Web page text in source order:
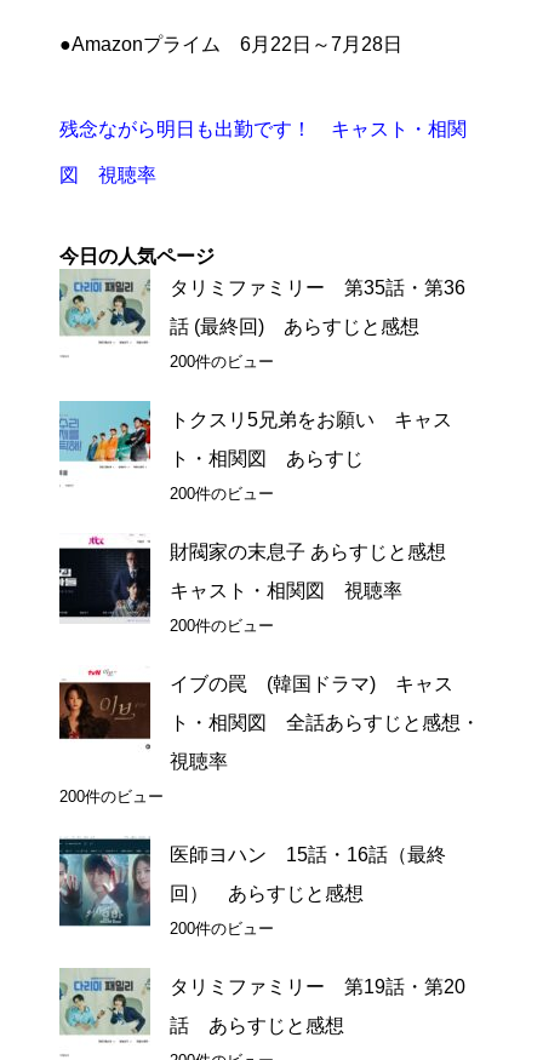
●Amazonプライム 6月22日～7月28日
残念ながら明日も出勤です！ キャスト・相関
図 視聴率
今日の人気ページ
タリミファミリー 第35話・第36
話 (最終回) あらすじと感想
200件のビュー
トクスリ5兄弟をお願い キャス
ト・相関図 あらすじ
200件のビュー
財閥家の末息子 あらすじと感想
キャスト・相関図 視聴率
200件のビュー
イブの罠 (韓国ドラマ) キャス
ト・相関図 全話あらすじと感想・
視聴率
200件のビュー
医師ヨハン 15話・16話（最終
回） あらすじと感想
200件のビュー
タリミファミリー 第19話・第20
話 あらすじと感想